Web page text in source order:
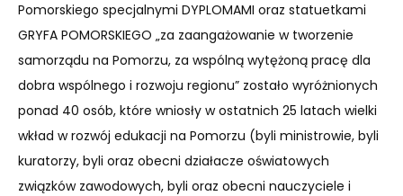
Pomorskiego specjalnymi DYPLOMAMI oraz statuetkami
GRYFA POMORSKIEGO „za zaangażowanie w tworzenie
samorządu na Pomorzu, za wspólną wytężoną pracę dla
dobra wspólnego i rozwoju regionu” zostało wyróżnionych
ponad 40 osób, które wniosły w ostatnich 25 latach wielki
wkład w rozwój edukacji na Pomorzu (byli ministrowie, byli
kuratorzy, byli oraz obecni działacze oświatowych
związków zawodowych, byli oraz obecni nauczyciele i